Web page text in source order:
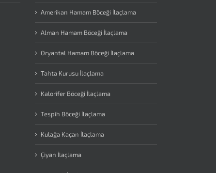
Amerikan Hamam Böceği İlaçlama
Alman Hamam Böceği İlaçlama
Oryantal Hamam Böceği İlaçlama
Tahta Kurusu İlaçlama
Kalorifer Böceği İlaçlama
Tespih Böceği İlaçlama
Kulağa Kaçan İlaçlama
Çiyan İlaçlama